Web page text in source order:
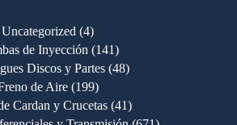
Uncategorized 44
productos
de Inyección 141141
productos
Discos y Partes 4848
de Aire 199199
productos
Cardan y Crucetas 4141
productos